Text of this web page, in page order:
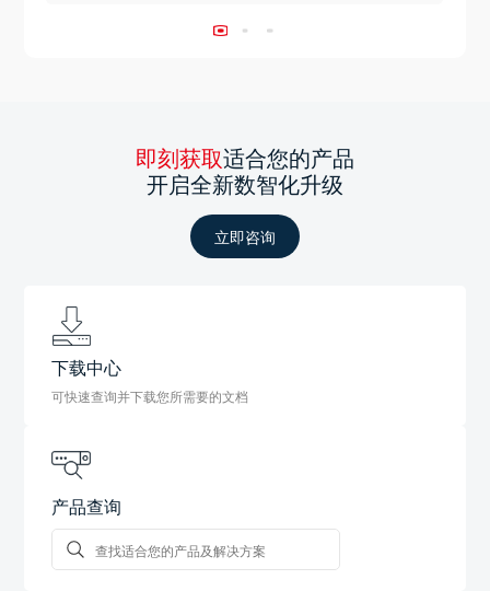
即刻获取适合您的产品
开启全新数智化升级
立即咨询
下载中心
可快速查询并下载您所需要的文档
产品查询